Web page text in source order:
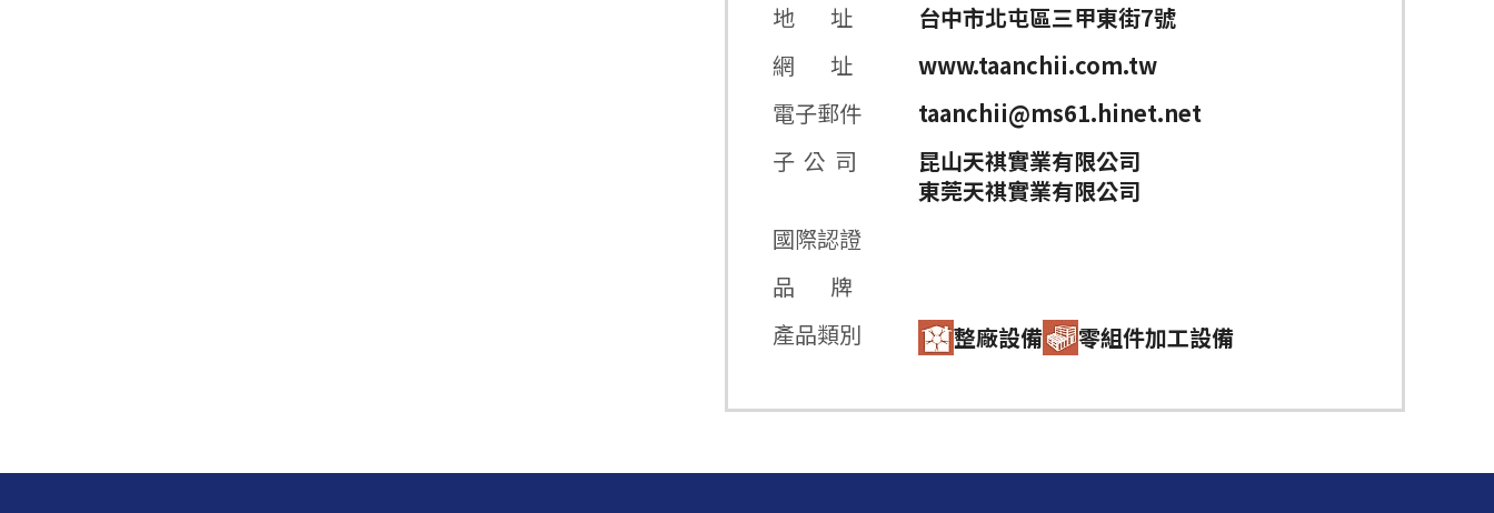
地 址
台中市北屯區三甲東街7號
網 址
www.taanchii.com.tw
電子郵件
taanchii@ms61.hinet.net
子 公 司
昆山天祺實業有限公司
東莞天祺實業有限公司
國際認證
品 牌
產品類別
整廠設備 零組件加工設備